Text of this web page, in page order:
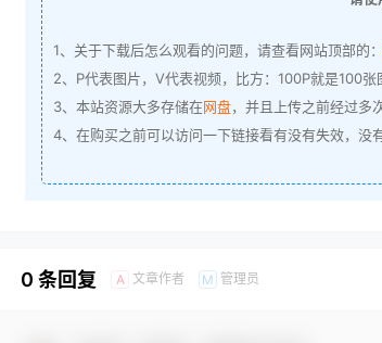
1、关于下载后怎么观看的问题，请查看网站顶部的：
2、P代表图片，V代表视频，比方：100P就是100张
3、本站资源大多存储在网盘，并且上传之前经过多
4、在购买之前可以访问一下链接看有没有失效，没
0 条回复 A 文章作者 M 管理员